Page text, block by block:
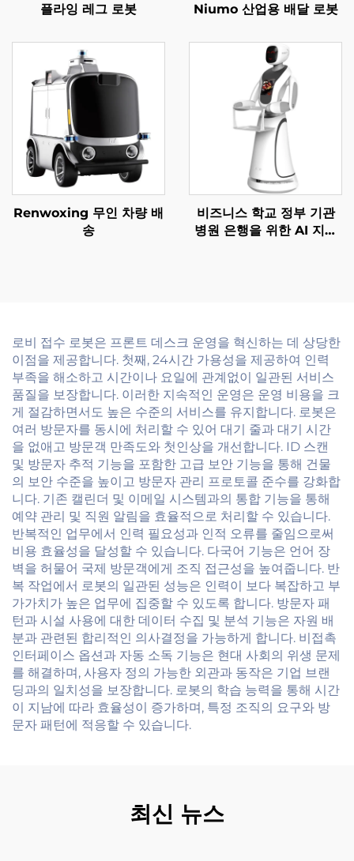
플라잉 레그 로봇 Niumo 산업용 배달 로봇
Renwoxing 무인 차량 배
송
비즈니스 학교 정부 기관
병원 은행을 위한 AI 지능
로비 접수 로봇은 프론트 데스크 운영을 혁신하는 데 상당한
이점을 제공합니다. 첫째, 24시간 가용성을 제공하여 인력
부족을 해소하고 시간이나 요일에 관계없이 일관된 서비스
품질을 보장합니다. 이러한 지속적인 운영은 운영 비용을 크
게 절감하면서도 높은 수준의 서비스를 유지합니다. 로봇은
여러 방문자를 동시에 처리할 수 있어 대기 줄과 대기 시간
을 없애고 방문객 만족도와 첫인상을 개선합니다. ID 스캔
및 방문자 추적 기능을 포함한 고급 보안 기능을 통해 건물
의 보안 수준을 높이고 방문자 관리 프로토콜 준수를 강화합
니다. 기존 캘린더 및 이메일 시스템과의 통합 기능을 통해
예약 관리 및 직원 알림을 효율적으로 처리할 수 있습니다.
반복적인 업무에서 인력 필요성과 인적 오류를 줄임으로써
비용 효율성을 달성할 수 있습니다. 다국어 기능은 언어 장
벽을 허물어 국제 방문객에게 조직 접근성을 높여줍니다. 반
복 작업에서 로봇의 일관된 성능은 인력이 보다 복잡하고 부
가가치가 높은 업무에 집중할 수 있도록 합니다. 방문자 패
턴과 시설 사용에 대한 데이터 수집 및 분석 기능은 자원 배
분과 관련된 합리적인 의사결정을 가능하게 합니다. 비접촉
인터페이스 옵션과 자동 소독 기능은 현대 사회의 위생 문제
를 해결하며, 사용자 정의 가능한 외관과 동작은 기업 브랜
딩과의 일치성을 보장합니다. 로봇의 학습 능력을 통해 시간
이 지남에 따라 효율성이 증가하며, 특정 조직의 요구와 방
문자 패턴에 적응할 수 있습니다.
최신 뉴스